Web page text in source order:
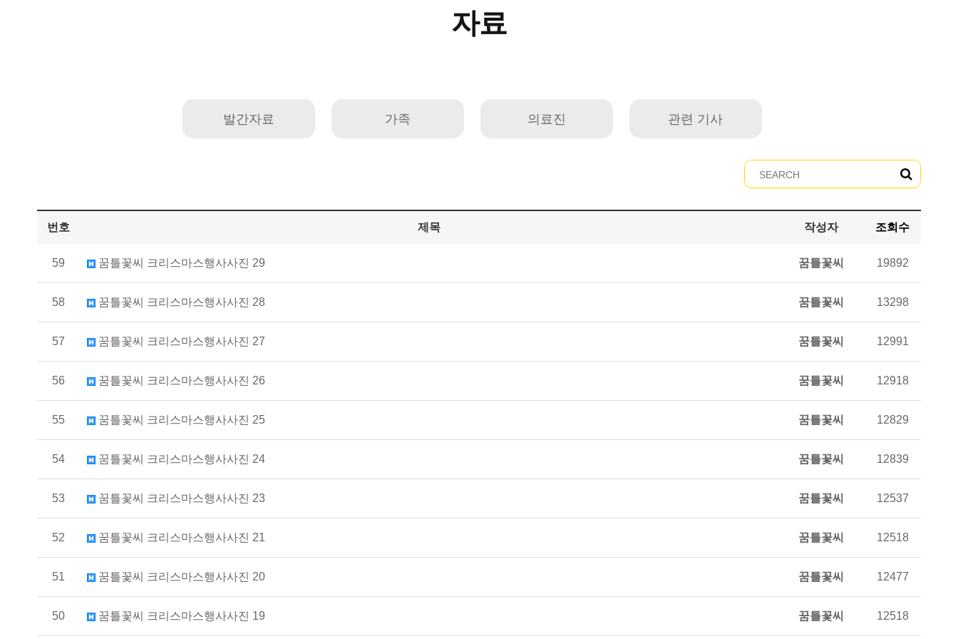
자료
발간자료 가족 의료진 관련 기사
번호 제목 작성자 조회수
59 꿈틀꽃씨 크리스마스행사사진 29 꿈틀꽃씨 19892
58 꿈틀꽃씨 크리스마스행사사진 28 꿈틀꽃씨 13298
57 꿈틀꽃씨 크리스마스행사사진 27 꿈틀꽃씨 12991
56 꿈틀꽃씨 크리스마스행사사진 26 꿈틀꽃씨 12918
55 꿈틀꽃씨 크리스마스행사사진 25 꿈틀꽃씨 12829
54 꿈틀꽃씨 크리스마스행사사진 24 꿈틀꽃씨 12839
53 꿈틀꽃씨 크리스마스행사사진 23 꿈틀꽃씨 12537
52 꿈틀꽃씨 크리스마스행사사진 21 꿈틀꽃씨 12518
51 꿈틀꽃씨 크리스마스행사사진 20 꿈틀꽃씨 12477
50 꿈틀꽃씨 크리스마스행사사진 19 꿈틀꽃씨 12518